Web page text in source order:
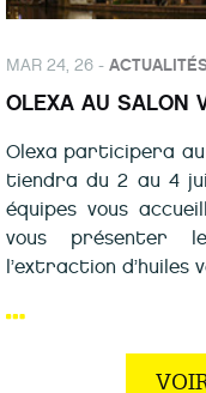
MAR 24, 26 -
OLEXA AU SALON
Olexa participera au
tiendra du 2 au 4
équipes vous
vous présenter
l’extraction d’huiles